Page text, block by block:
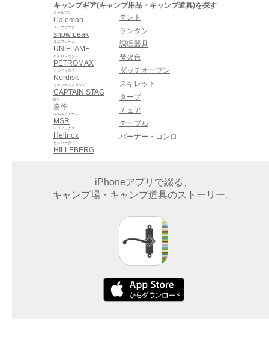
キャンプギア(キャンプ用品・キャンプ道具)を探す
Caleman
コールマン
snow peak
スノーピーク
UNIFLAME
ユニフレーム
PETROMAX
ペトロマックス
Nordisk
ノルディスク
CAPTAIN STAG
キャプテンスタッグ
自作
DIY
MSR
エムエスアール
Helinox
ヘリノックス
HILLEBERG
ヒルバーグ
テント
ランタン
調理器具
焚火台
ダッチオーブン
スキレット
タープ
チェア
テーブル
バーナー・コンロ
iPhoneアプリで綴る、
キャンプ場・キャンプ道具のストーリー。